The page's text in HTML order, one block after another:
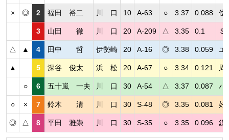
× ◎ 2 福田 裕二 川 口 10 A-63 ○ 3.37 0.088 位
3 山田 徹 川 口 20 A-209 △ 3.35 0.1 Ｓ
△ ▲ 4 田中 哲 伊勢崎 20 A-16 ◎ 3.38 0.059 エ
▲ 5 深谷 俊太 浜 松 20 A-67 ○ 3.34 0.121 周
○ 6 五十嵐 一夫 川 口 30 A-54 △ 3.37 0.087 パ
○ × 7 鈴木 清 川 口 30 S-48 ◎ 3.35 0.081 好
◎ △ 8 平田 雅崇 川 口 30 S-35 ○ 3.35 0.096 鋭